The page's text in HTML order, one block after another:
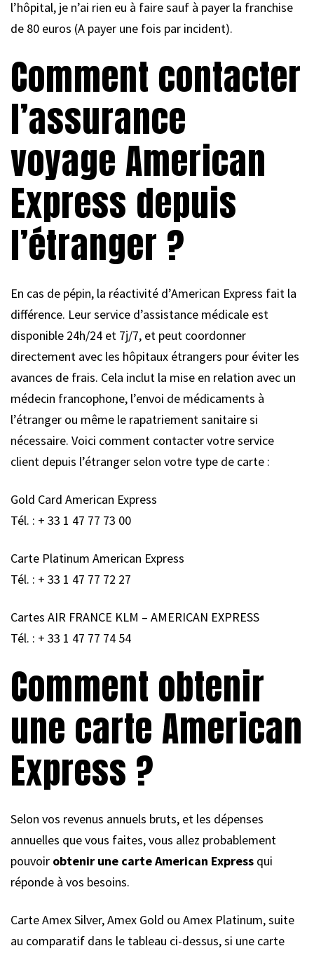
l’hôpital, je n’ai rien eu à faire sauf à payer la franchise
de 80 euros (A payer une fois par incident).
Comment contacter
l’assurance
voyage American
Express depuis
l’étranger ?
En cas de pépin, la réactivité d’American Express fait la
différence. Leur service d’assistance médicale est
disponible 24h/24 et 7j/7, et peut coordonner
directement avec les hôpitaux étrangers pour éviter les
avances de frais. Cela inclut la mise en relation avec un
médecin francophone, l’envoi de médicaments à
l’étranger ou même le rapatriement sanitaire si
nécessaire. Voici comment contacter votre service
client depuis l’étranger selon votre type de carte :
Gold Card American Express
Tél. : + 33 1 47 77 73 00
Carte Platinum American Express
Tél. : + 33 1 47 77 72 27
Cartes AIR FRANCE KLM – AMERICAN EXPRESS
Tél. : + 33 1 47 77 74 54
Comment obtenir
une carte American
Express ?
Selon vos revenus annuels bruts, et les dépenses
annuelles que vous faites, vous allez probablement
pouvoir obtenir une carte American Express qui
réponde à vos besoins.
Carte Amex Silver, Amex Gold ou Amex Platinum, suite
au comparatif dans le tableau ci-dessus, si une carte